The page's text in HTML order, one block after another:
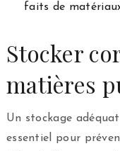
faits de
Stocker
matières
Un stockage
essentiel pour